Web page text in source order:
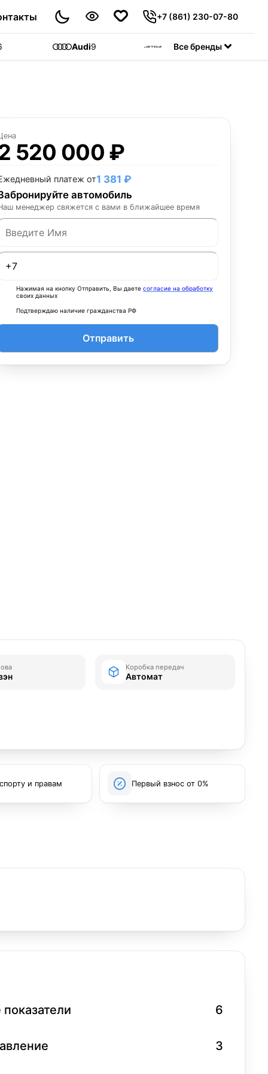
+7 (861) 230-07-80
Audi9 Jetour55
Все бренды
520 000 ₽
платеж от1 381 ₽
автомобиль
менеджер свяжется с вами в ближайшее время
Нажимая на кнопку Отправить, Вы даетесогласие на обработку
своих данных
Подтверждаю наличие гражданства РФ
Отправить
Коробка передач
Автомат
и правам Первый взнос от 0%
6
3